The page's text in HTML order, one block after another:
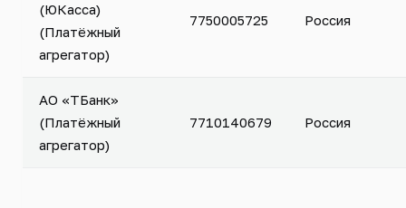
(ЮКасса)
(Платёжный
агрегатор)
7750005725 Россия
АО «ТБанк»
(Платёжный
агрегатор)
7710140679 Россия